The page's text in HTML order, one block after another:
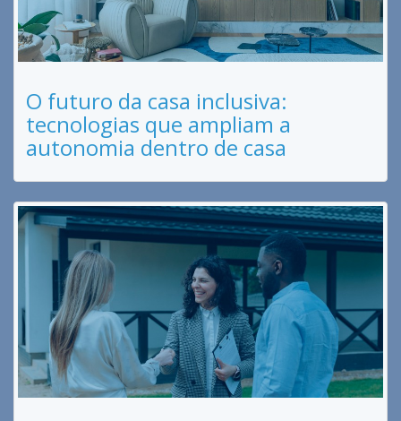
O futuro da casa inclusiva:
tecnologias que ampliam a
autonomia dentro de casa